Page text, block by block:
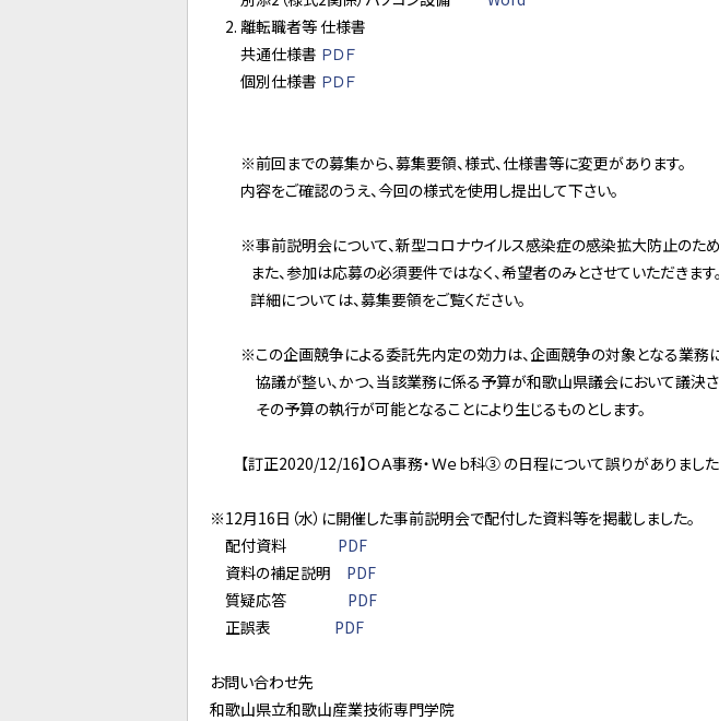
離転職者等 仕様書
共通仕様書 ＰＤＦ
個別仕様書 ＰＤＦ
※前回までの募集から、募集要領、様式、仕様書等に変更があります。
内容をご確認のうえ、今回の様式を使用し提出して下さい。
※事前説明会について、新型コロナウイルス感染症の感染拡大防止のため
また、参加は応募の必須要件ではなく、希望者のみとさせていただきます。
詳細については、募集要領をご覧ください。
※この企画競争による委託先内定の効力は、企画競争の対象となる業務
協議が整い、かつ、当該業務に係る予算が和歌山県議会において議決さ
その予算の執行が可能となることにより生じるものとします。
【訂正2020/12/16】ＯＡ事務・Ｗｅｂ科③ の日程について誤りがありました
※12月16日（水）に開催した事前説明会で配付した資料等を掲載しました。
配付資料
PDF
資料の補足説明 PDF
質疑応答 PDF
正誤表 PDF
お問い合わせ先
和歌山県立和歌山産業技術専門学院